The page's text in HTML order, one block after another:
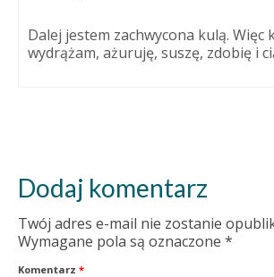
Dalej jestem zachwycona kulą. Więc
wydrążam, ażuruję, suszę, zdobię i
Dodaj komentarz
Twój adres e-mail nie zostanie
Wymagane pola są oznaczone *
Komentarz *